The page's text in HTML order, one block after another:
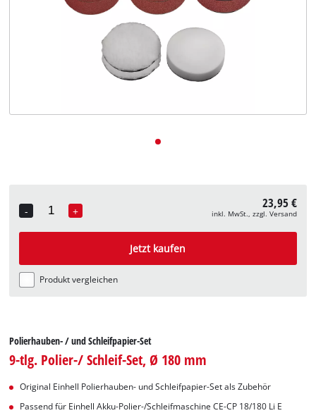
Deutsch
-
Quantity
+ 23,95 €
inkl. MwSt., zzgl. Versand
Jetzt kaufen
Produkt vergleichen
Polierhauben- / und Schleifpapier-Set
9-tlg. Polier-/ Schleif-Set, Ø 180 mm
Original Einhell Polierhauben- und Schleifpapier-Set als Zubehör
Passend für Einhell Akku-Polier-/Schleifmaschine CE-CP 18/180 Li E